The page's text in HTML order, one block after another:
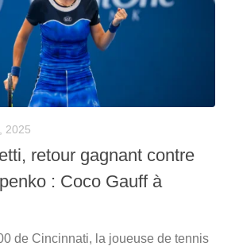
2025
retour gagnant contre
: Coco Gauff à
de Cincinnati, la joueuse de tennis